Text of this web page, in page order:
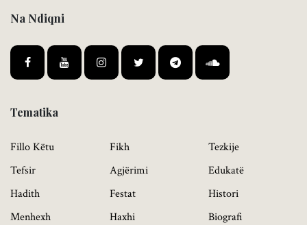
Na Ndiqni
Tematika
Fillo Këtu
Tefsir
Hadith
Menhexh
Fikh
Agjërimi
Festat
Haxhi
Tezkije
Edukatë
Histori
Biografi